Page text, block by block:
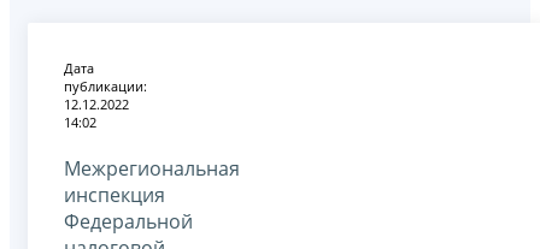
Дата
публикации:
12.12.2022
14:02
Межрегиональная
инспекция
Федеральной